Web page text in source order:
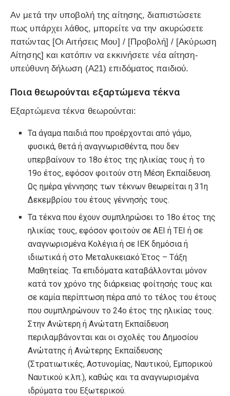
Αν μετά την υποβολή της αίτησης, διαπιστώσετε
πως υπάρχει λάθος, μπορείτε να την ακυρώσετε
πατώντας [Οι Αιτήσεις Μου] / [Προβολή] / [Ακύρωση
Αίτησης] και κατόπιν να εκκινήσετε νέα αίτηση-
υπεύθυνη δήλωση (Α21) επιδόματος παιδιού.
Ποια θεωρούνται εξαρτώμενα τέκνα
Εξαρτώμενα τέκνα θεωρούνται:
Τα άγαμα παιδιά που προέρχονται από γάμο,
φυσικά, θετά ή αναγνωρισθέντα, που δεν
υπερβαίνουν το 18ο έτος της ηλικίας τους ή το
19ο έτος, εφόσον φοιτούν στη Μέση Εκπαίδευση.
Ως ημέρα γέννησης των τέκνων θεωρείται η 31η
Δεκεμβρίου του έτους γέννησής τους.
Τα τέκνα που έχουν συμπληρώσει το 18ο έτος της
ηλικίας τους, εφόσον φοιτούν σε ΑΕΙ ή TEI ή σε
αναγνωρισμένα Κολέγια ή σε ΙΕΚ δημόσια ή
ιδιωτικά ή στο Μεταλυκειακό Έτος – Τάξη
Μαθητείας. Τα επιδόματα καταβάλλονται μόνον
κατά τον χρόνο της διάρκειας φοίτησής τους και
σε καμία περίπτωση πέρα από το τέλος του έτους
που συμπληρώνουν το 24ο έτος της ηλικίας τους.
Στην Ανώτερη ή Ανώτατη Εκπαίδευση
περιλαμβάνονται και οι σχολές του Δημοσίου
Ανώτατης ή Ανώτερης Εκπαίδευσης
(Στρατιωτικές, Αστυνομίας, Ναυτικού, Εμπορικού
Ναυτικού κ.λπ.), καθώς και τα αναγνωρισμένα
ιδρύματα του Εξωτερικού.